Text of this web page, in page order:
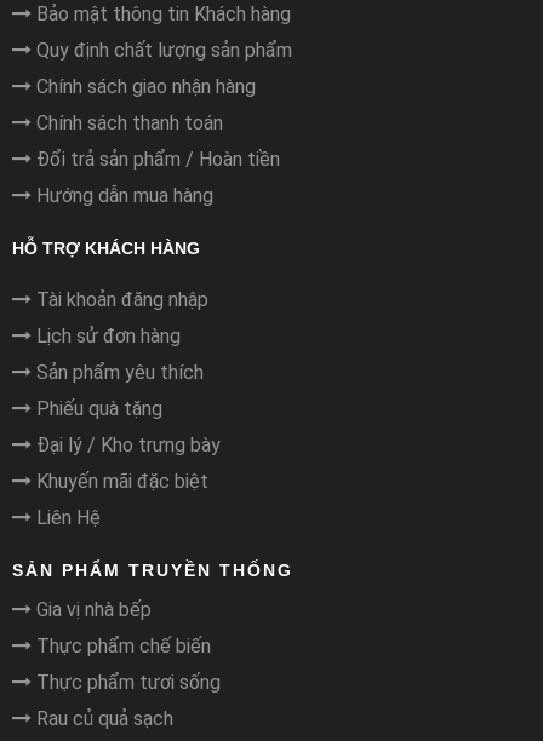
Bảo mật thông tin Khách hàng
Quy định chất lượng sản phẩm
Chính sách giao nhận hàng
Chính sách thanh toán
Đổi trả sản phẩm / Hoàn tiền
Hướng dẫn mua hàng
HỖ TRỢ KHÁCH HÀNG
Tài khoản đăng nhập
Lịch sử đơn hàng
Sản phẩm yêu thích
Phiếu quà tặng
Đại lý / Kho trưng bày
Khuyến mãi đặc biệt
Liên Hệ
SẢN PHẨM TRUYỀN THỐNG
Gia vị nhà bếp
Thực phẩm chế biến
Thực phẩm tươi sống
Rau củ quả sạch